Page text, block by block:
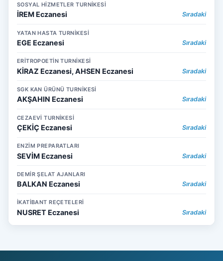
SOSYAL HİZMETLER TURNİKESİ
İREM Eczanesi Sıradaki
YATAN HASTA TURNİKESİ
EGE Eczanesi Sıradaki
ERİTROPOETİN TURNİKESİ
KİRAZ Eczanesi, AHSEN Eczanesi Sıradaki
SGK KAN ÜRÜNÜ TURNİKESİ
AKŞAHIN Eczanesi Sıradaki
CEZAEVİ TURNİKESİ
ÇEKİÇ Eczanesi Sıradaki
ENZİM PREPARATLARI
SEVİM Eczanesi Sıradaki
DEMİR ŞELAT AJANLARI
BALKAN Eczanesi Sıradaki
İKATİBANT REÇETELERİ
NUSRET Eczanesi Sıradaki